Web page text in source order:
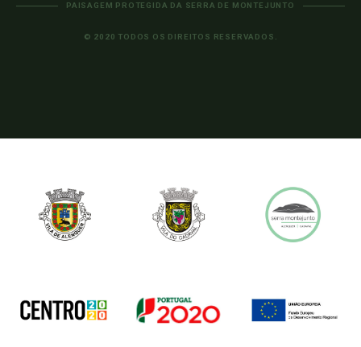
PAISAGEM PROTEGIDA DA SERRA DE MONTEJUNTO
© 2020 TODOS OS DIREITOS RESERVADOS.